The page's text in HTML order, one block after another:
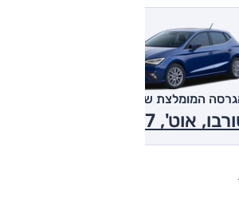
המומלצת של אוטו